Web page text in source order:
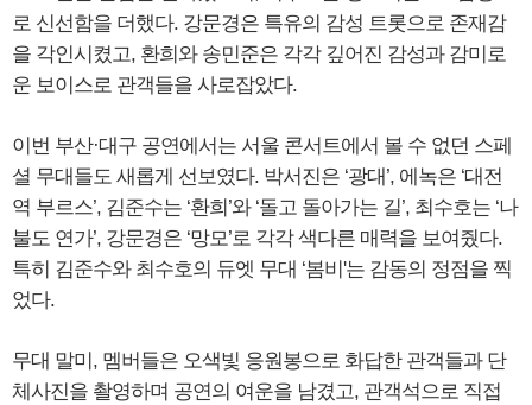
로 신선함을 더했다. 강문경은 특유의 감성 트롯으로 존재감
을 각인시켰고, 환희와 송민준은 각각 깊어진 감성과 감미로
운 보이스로 관객들을 사로잡았다.
이번 부산·대구 공연에서는 서울 콘서트에서 볼 수 없던 스페
셜 무대들도 새롭게 선보였다. 박서진은 ‘광대’, 에녹은 ‘대전
역 부르스’, 김준수는 ‘환희’와 ‘돌고 돌아가는 길’, 최수호는 ‘나
불도 연가’, 강문경은 ‘망모’로 각각 색다른 매력을 보여줬다.
특히 김준수와 최수호의 듀엣 무대 ‘봄비'는 감동의 정점을 찍
었다.
무대 말미, 멤버들은 오색빛 응원봉으로 화답한 관객들과 단
체사진을 촬영하며 공연의 여운을 남겼고, 관객석으로 직접